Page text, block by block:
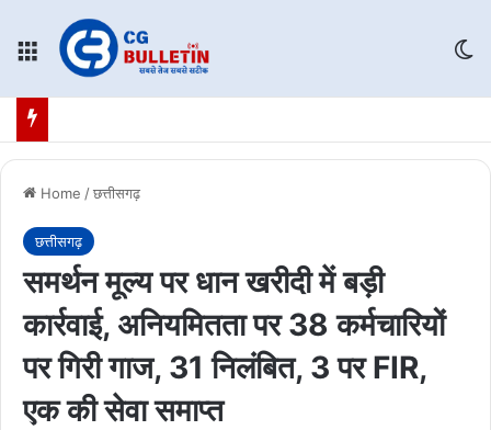
Menu
Home /छत्तीसगढ़
छत्तीसगढ़
समर्थन मूल्य पर धान खरीदी में बड़ी
कार्रवाई, अनियमितता पर 38 कर्मचारियों
पर गिरी गाज, 31 निलंबित, 3 पर FIR,
एक की सेवा समाप्त